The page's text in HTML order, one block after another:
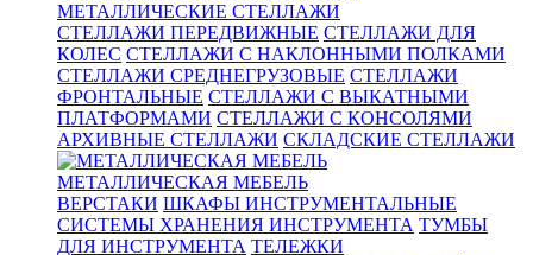
МЕТАЛЛИЧЕСКИЕ СТЕЛЛАЖИ
СТЕЛЛАЖИ ПЕРЕДВИЖНЫЕ СТЕЛЛАЖИ ДЛЯ
КОЛЕС СТЕЛЛАЖИ С НАКЛОННЫМИ ПОЛКАМИ
СТЕЛЛАЖИ СРЕДНЕГРУЗОВЫЕ СТЕЛЛАЖИ
ФРОНТАЛЬНЫЕ СТЕЛЛАЖИ С ВЫКАТНЫМИ
ПЛАТФОРМАМИ СТЕЛЛАЖИ С КОНСОЛЯМИ
АРХИВНЫЕ СТЕЛЛАЖИ СКЛАДСКИЕ СТЕЛЛАЖИ
МЕТАЛЛИЧЕСКАЯ МЕБЕЛЬ
ВЕРСТАКИ ШКАФЫ ИНСТРУМЕНТАЛЬНЫЕ
СИСТЕМЫ ХРАНЕНИЯ ИНСТРУМЕНТА ТУМБЫ
ДЛЯ ИНСТРУМЕНТА ТЕЛЕЖКИ